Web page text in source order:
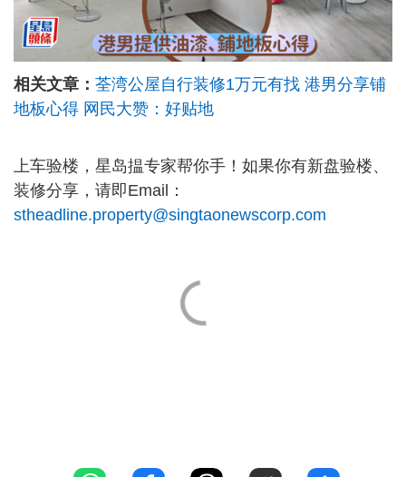
相关文章： 荃湾公屋自行装修1万元有找 港男分享铺
地板心得 网民大赞：好贴地
上车验楼，星岛揾专家帮你手！如果你有新盘验楼、
装修分享，请即Email：
stheadline.property@singtaonewscorp.com